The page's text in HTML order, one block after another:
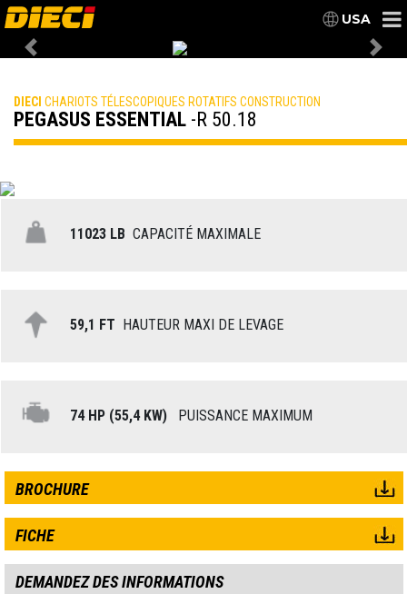
USA
Previous
DIECI CHARIOTS TÉLESCOPIQUES ROTATIFS CONSTRUCTION
PEGASUS ESSENTIAL -R 50.18
11023 LB CAPACITÉ MAXIMALE
59,1 FT HAUTEUR MAXI DE LEVAGE
74 HP (55,4 KW) PUISSANCE MAXIMUM
BROCHURE
FICHE
DEMANDEZ DES INFORMATIONS